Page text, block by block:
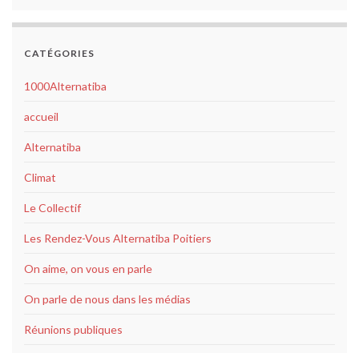
CATÉGORIES
1000Alternatiba
accueil
Alternatiba
Climat
Le Collectif
Les Rendez-Vous Alternatiba Poitiers
On aime, on vous en parle
On parle de nous dans les médias
Réunions publiques